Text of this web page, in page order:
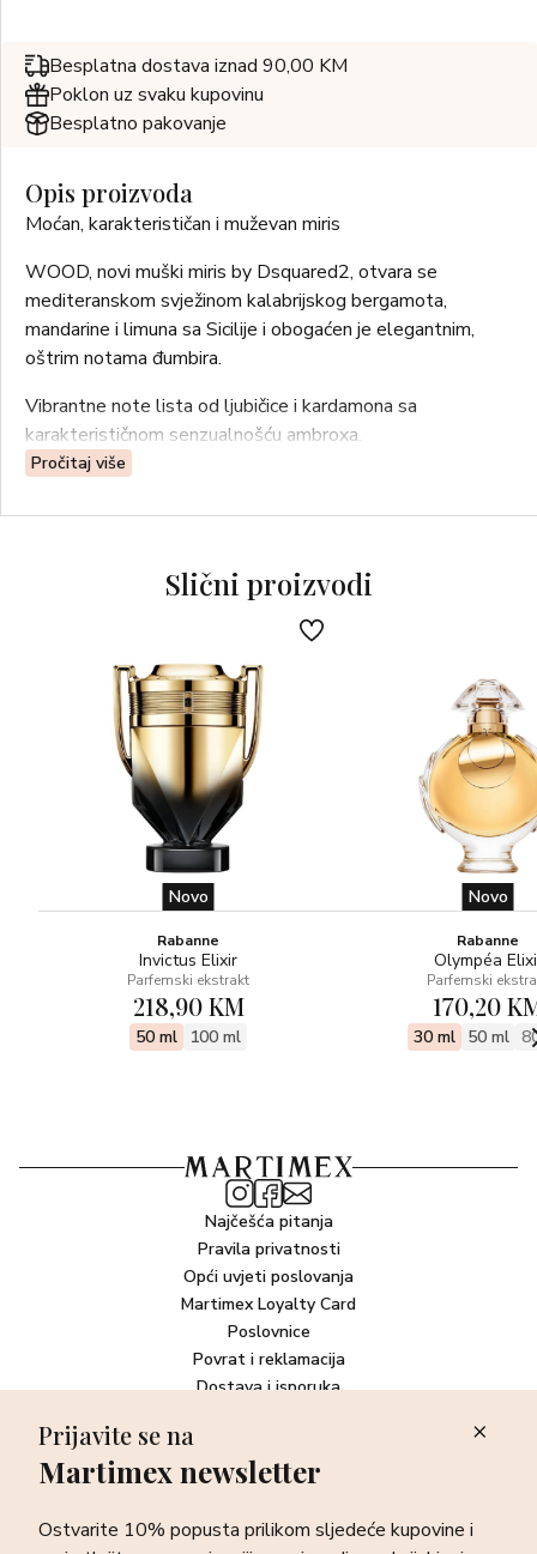
Besplatna dostava iznad 90,00 KM
Poklon uz svaku kupovinu
Besplatno pakovanje
Opis proizvoda
Moćan, karakterističan i muževan miris
WOOD, novi muški miris by Dsquared2, otvara se
mediteranskom svježinom kalabrijskog bergamota,
mandarine i limuna sa Sicilije i obogaćen je elegantnim,
oštrim notama đumbira.
Vibrantne note lista od ljubičice i kardamona sa
karakterističnom senzualnošću ambroxa.
Moderan spoj bijelog drveća donosi svjetlost dubini i
elegantan karakter vetivera
Pročitaj više
Slični proizvodi
Novo
Rabanne
Invictus Elixir
Parfemski ekstrakt
218,90 KM
50 ml 100 ml
Novo
Rabanne
Olympéa
Parfemski
170,20
30 ml 50 ml
Najčešća pitanja
Pravila privatnosti
Opći uvjeti poslovanja
Martimex Loyalty Card
Poslovnice
Povrat i reklamacija
Dostava i isporuka
Newsletter
sve o najnovijim proizvodima, akcijskim i ekskluzivnim
Prijavite se na
Martimex newsletter
Ostvarite 10% popusta prilikom sljedeće kupovine i